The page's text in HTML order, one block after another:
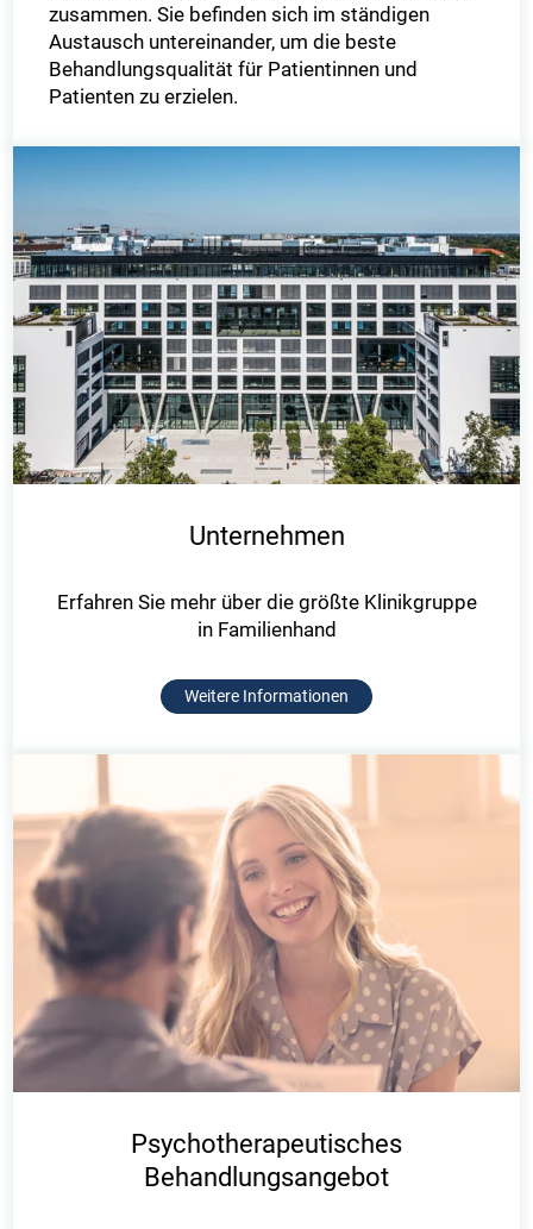
zusammen. Sie befinden sich im ständigen
Austausch untereinander, um die beste
Behandlungsqualität für Patientinnen und
Patienten zu erzielen.
Unternehmen
Erfahren Sie mehr über die größte Klinikgruppe
in Familienhand
Weitere Informationen
Psychotherapeutisches
Behandlungsangebot